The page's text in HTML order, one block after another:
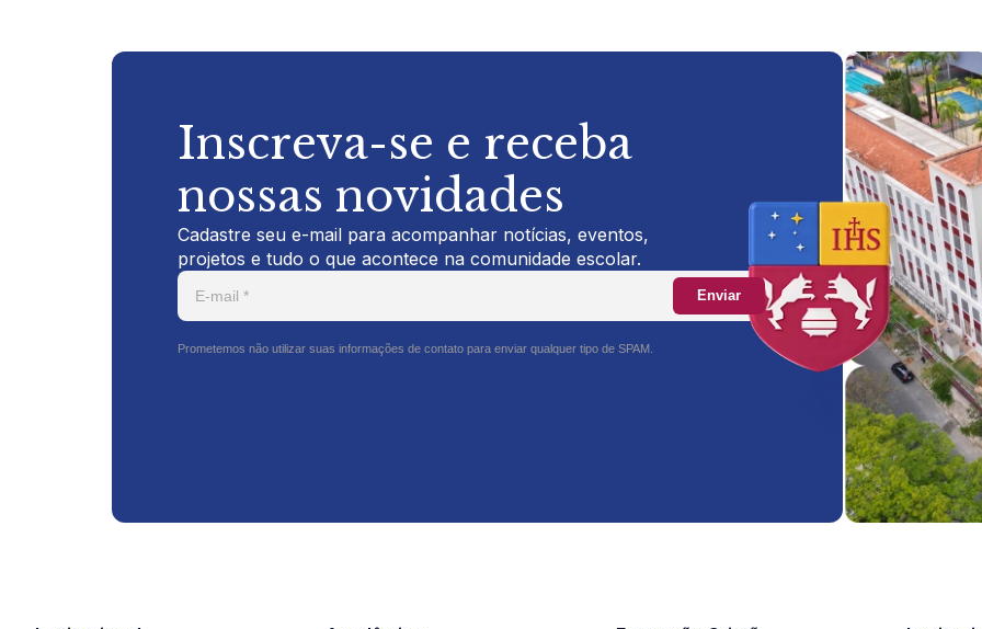
Inscreva-se e receba
nossas novidades
Cadastre seu e-mail para acompanhar notícias, eventos,
projetos e tudo o que acontece na comunidade escolar.
Enviar
Prometemos não utilizar suas informações de contato para enviar qualquer tipo de SPAM.